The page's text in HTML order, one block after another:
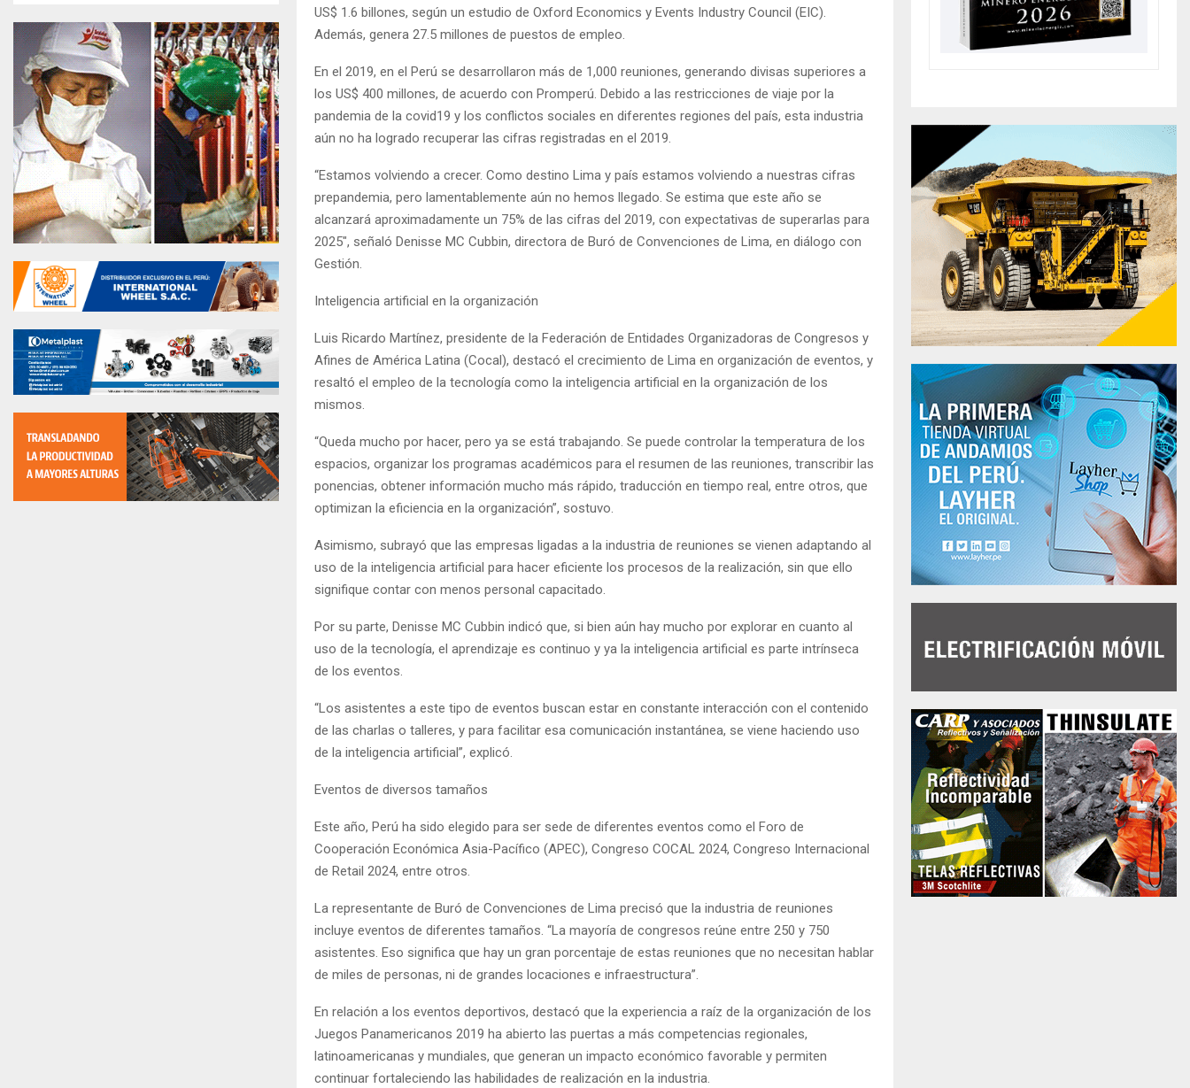
US$ 1.6 billones, según un estudio de Oxford Economics y Events Industry Council (EIC).
Además, genera 27.5 millones de puestos de empleo.
En el 2019, en el Perú se desarrollaron más de 1,000 reuniones, generando divisas superiores a
los US$ 400 millones, de acuerdo con Promperú. Debido a las restricciones de viaje por la
pandemia de la covid19 y los conflictos sociales en diferentes regiones del país, esta industria
aún no ha logrado recuperar las cifras registradas en el 2019.
“Estamos volviendo a crecer. Como destino Lima y país estamos volviendo a nuestras cifras
prepandemia, pero lamentablemente aún no hemos llegado. Se estima que este año se
alcanzará aproximadamente un 75% de las cifras del 2019, con expectativas de superarlas para
2025″, señaló Denisse MC Cubbin, directora de Buró de Convenciones de Lima, en diálogo con
Gestión.
Inteligencia artificial en la organización
Luis Ricardo Martínez, presidente de la Federación de Entidades Organizadoras de Congresos y
Afines de América Latina (Cocal), destacó el crecimiento de Lima en organización de eventos, y
resaltó el empleo de la tecnología como la inteligencia artificial en la organización de los
mismos.
“Queda mucho por hacer, pero ya se está trabajando. Se puede controlar la temperatura de los
espacios, organizar los programas académicos para el resumen de las reuniones, transcribir las
ponencias, obtener información mucho más rápido, traducción en tiempo real, entre otros, que
optimizan la eficiencia en la organización”, sostuvo.
Asimismo, subrayó que las empresas ligadas a la industria de reuniones se vienen adaptando al
uso de la inteligencia artificial para hacer eficiente los procesos de la realización, sin que ello
signifique contar con menos personal capacitado.
Por su parte, Denisse MC Cubbin indicó que, si bien aún hay mucho por explorar en cuanto al
uso de la tecnología, el aprendizaje es continuo y ya la inteligencia artificial es parte intrínseca
de los eventos.
“Los asistentes a este tipo de eventos buscan estar en constante interacción con el contenido
de las charlas o talleres, y para facilitar esa comunicación instantánea, se viene haciendo uso
de la inteligencia artificial”, explicó.
Eventos de diversos tamaños
Este año, Perú ha sido elegido para ser sede de diferentes eventos como el Foro de
Cooperación Económica Asia-Pacífico (APEC), Congreso COCAL 2024, Congreso Internacional
de Retail 2024, entre otros.
La representante de Buró de Convenciones de Lima precisó que la industria de reuniones
incluye eventos de diferentes tamaños. “La mayoría de congresos reúne entre 250 y 750
asistentes. Eso significa que hay un gran porcentaje de estas reuniones que no necesitan hablar
de miles de personas, ni de grandes locaciones e infraestructura”.
En relación a los eventos deportivos, destacó que la experiencia a raíz de la organización de los
Juegos Panamericanos 2019 ha abierto las puertas a más competencias regionales,
latinoamericanas y mundiales, que generan un impacto económico favorable y permiten
continuar fortaleciendo las habilidades de realización en la industria.